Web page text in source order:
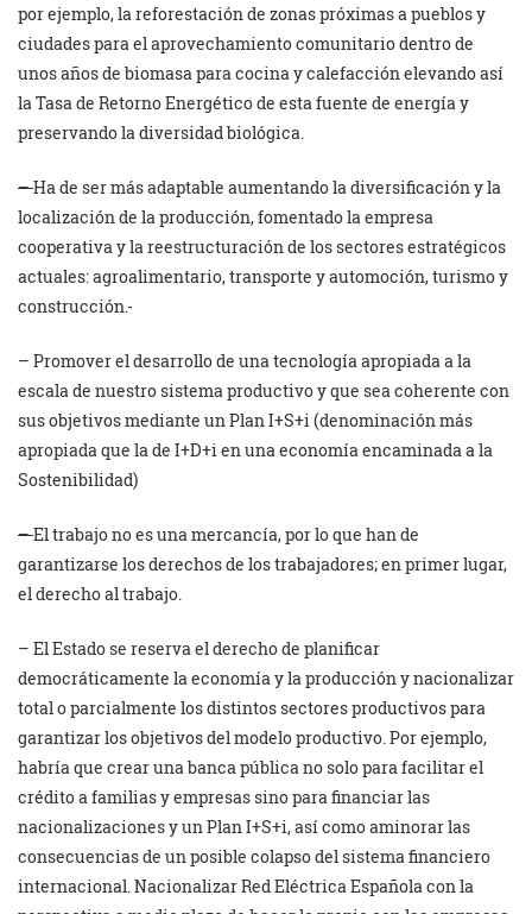
por ejemplo, la reforestación de zonas próximas a pueblos y
ciudades para el aprovechamiento comunitario dentro de
unos años de biomasa para cocina y calefacción elevando así
la Tasa de Retorno Energético de esta fuente de energía y
preservando la diversidad biológica.
–Ha de ser más adaptable aumentando la diversificación y la
localización de la producción, fomentado la empresa
cooperativa y la reestructuración de los sectores estratégicos
actuales: agroalimentario, transporte y automoción, turismo y
construcción.
– Promover el desarrollo de una tecnología apropiada a la
escala de nuestro sistema productivo y que sea coherente con
sus objetivos mediante un Plan I+S+i (denominación más
apropiada que la de I+D+i en una economía encaminada a la
Sostenibilidad)
–El trabajo no es una mercancía, por lo que han de
garantizarse los derechos de los trabajadores; en primer lugar,
el derecho al trabajo.
– El Estado se reserva el derecho de planificar
democráticamente la economía y la producción y nacionalizar
total o parcialmente los distintos sectores productivos para
garantizar los objetivos del modelo productivo. Por ejemplo,
habría que crear una banca pública no solo para facilitar el
crédito a familias y empresas sino para financiar las
nacionalizaciones y un Plan I+S+i, así como aminorar las
consecuencias de un posible colapso del sistema financiero
internacional. Nacionalizar Red Eléctrica Española con la